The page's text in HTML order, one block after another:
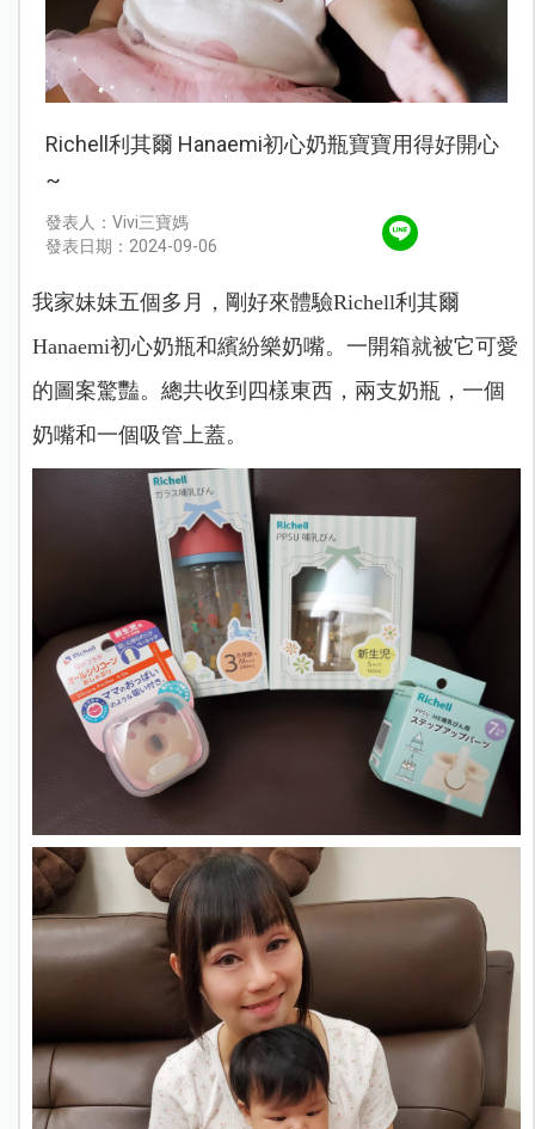
Richell利其爾 Hanaemi初心奶瓶寶寶用得好開心
~
發表人：Vivi三寶媽
發表日期：2024-09-06
我家妹妹五個多月，剛好來體驗Richell利其爾
Hanaemi初心奶瓶和繽紛樂奶嘴。一開箱就被它可愛
的圖案驚豔。總共收到四樣東西，兩支奶瓶，一個
奶嘴和一個吸管上蓋。